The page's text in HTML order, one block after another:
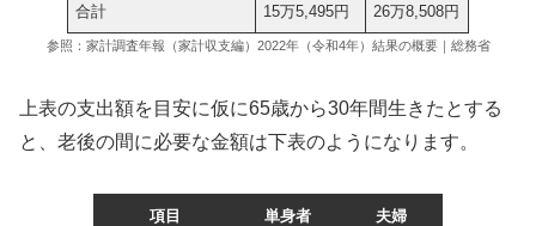
合計 15万5,495円 26万8,508円
参照：家計調査年報（家計収支編）2022年（令和4年）結果の概要｜総務省
上表の支出額を目安に仮に65歳から30年間生きたとする
と、老後の間に必要な金額は下表のようになります。
項目 単身者 夫婦